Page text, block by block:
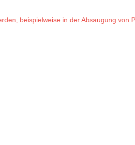
beispielweise in der Absaugung von